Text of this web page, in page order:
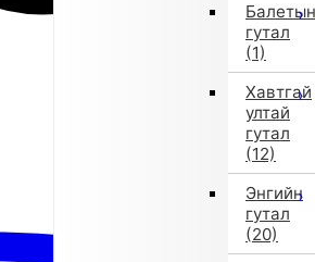
Балетын
гутал
(1)
Хавтгай
ултай
гутал
(12)
Энгийн
гутал
(20)